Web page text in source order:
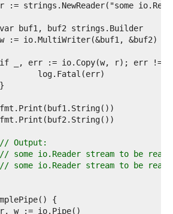
// Output:
// some io.Reader stream to be read
// some io.Reader stream to be read